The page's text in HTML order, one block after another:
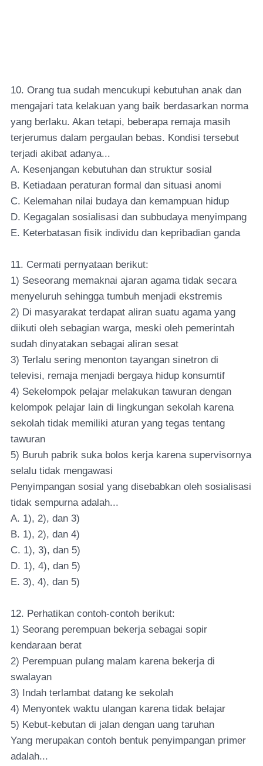
10. Orang tua sudah mencukupi kebutuhan anak dan
mengajari tata kelakuan yang baik berdasarkan norma
yang berlaku. Akan tetapi, beberapa remaja masih
terjerumus dalam pergaulan bebas. Kondisi tersebut
terjadi akibat adanya...
A. Kesenjangan kebutuhan dan struktur sosial
B. Ketiadaan peraturan formal dan situasi anomi
C. Kelemahan nilai budaya dan kemampuan hidup
D. Kegagalan sosialisasi dan subbudaya menyimpang
E. Keterbatasan fisik individu dan kepribadian ganda
11. Cermati pernyataan berikut:
1) Seseorang memaknai ajaran agama tidak secara
menyeluruh sehingga tumbuh menjadi ekstremis
2) Di masyarakat terdapat aliran suatu agama yang
diikuti oleh sebagian warga, meski oleh pemerintah
sudah dinyatakan sebagai aliran sesat
3) Terlalu sering menonton tayangan sinetron di
televisi, remaja menjadi bergaya hidup konsumtif
4) Sekelompok pelajar melakukan tawuran dengan
kelompok pelajar lain di lingkungan sekolah karena
sekolah tidak memiliki aturan yang tegas tentang
tawuran
5) Buruh pabrik suka bolos kerja karena supervisornya
selalu tidak mengawasi
Penyimpangan sosial yang disebabkan oleh sosialisasi
tidak sempurna adalah...
A. 1), 2), dan 3)
B. 1), 2), dan 4)
C. 1), 3), dan 5)
D. 1), 4), dan 5)
E. 3), 4), dan 5)
12. Perhatikan contoh-contoh berikut:
1) Seorang perempuan bekerja sebagai sopir
kendaraan berat
2) Perempuan pulang malam karena bekerja di
swalayan
3) Indah terlambat datang ke sekolah
4) Menyontek waktu ulangan karena tidak belajar
5) Kebut-kebutan di jalan dengan uang taruhan
Yang merupakan contoh bentuk penyimpangan primer
adalah...